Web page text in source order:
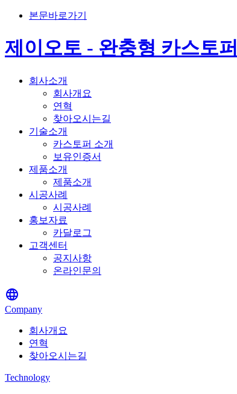
본문바로가기
제이오토 - 완충형 카스토퍼
회사소개
회사개요
연혁
찾아오시는길
기술소개
카스토퍼 소개
보유인증서
제품소개
제품소개
시공사례
시공사례
홍보자료
카달로그
고객센터
공지사항
온라인문의
language
Company
회사개요
연혁
찾아오시는길
Technology